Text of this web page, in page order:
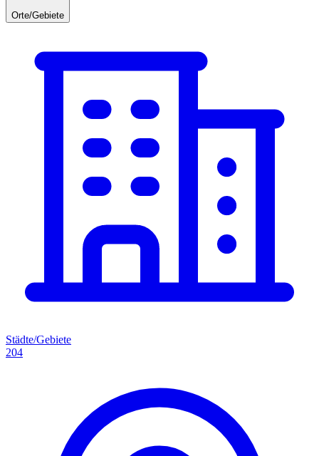
Orte/Gebiete
Städte/Gebiete
204